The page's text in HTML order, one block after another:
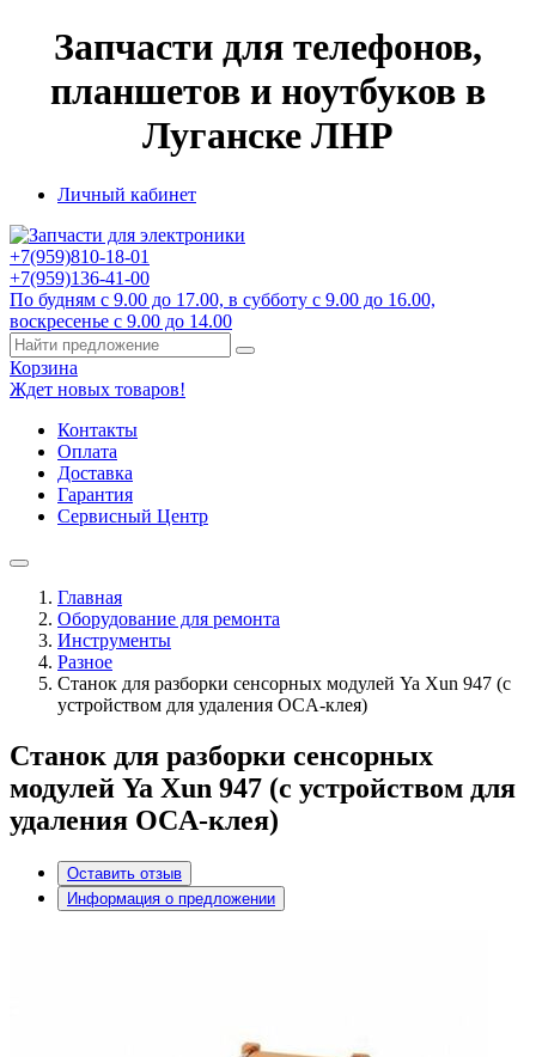
Запчасти для телефонов,
планшетов и ноутбуков в
Луганске ЛНР
Личный кабинет
+7(959)810-18-01
+7(959)136-41-00
По будням с 9.00 до 17.00, в субботу с 9.00 до 16.00,
воскресенье с 9.00 до 14.00
Корзина
Ждет новых товаров!
Контакты
Оплата
Доставка
Гарантия
Сервисный Центр
Главная
Оборудование для ремонта
Инструменты
Разное
Станок для разборки сенсорных модулей Ya Xun 947 (с
устройством для удаления OCA-клея)
Станок для разборки сенсорных
модулей Ya Xun 947 (с устройством для
удаления OCA-клея)
Оставить отзыв
Информация о предложении